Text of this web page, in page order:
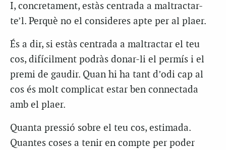
I, concretament, estàs centrada a maltractar-
te’l. Perquè no el consideres apte per al plaer.
És a dir, si estàs centrada a maltractar el teu
cos, difícilment podràs donar-li el permís i el
premi de gaudir. Quan hi ha tant d’odi cap al
cos és molt complicat estar ben connectada
amb el plaer.
Quanta pressió sobre el teu cos, estimada.
Quantes coses a tenir en compte per poder